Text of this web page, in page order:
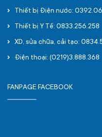
Thiết bị Điện nước:
Thiết bị Y Tế: 0833.256.258
XD, sửa chữa, cải tạo:
Điện thoại: (0219)3.888.368
FANPAGE FACEBOOK